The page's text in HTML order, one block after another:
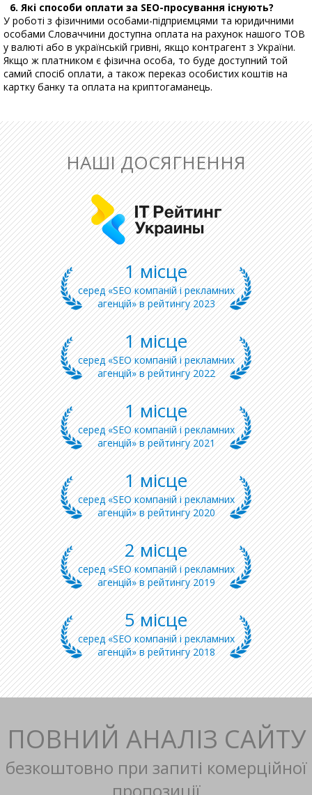
Які способи оплати за SEO-просування існують?
У роботі з фізичними особами-підприємцями та юридичними
особами Словаччини доступна оплата на рахунок нашого ТОВ
у валюті або в українській гривні, якщо контрагент з України.
Якщо ж платником є фізична особа, то буде доступний той
самий спосіб оплати, а також переказ особистих коштів на
картку банку та оплата на криптогаманець.
НАШІ ДОСЯГНЕННЯ
1 місце
серед «SEO компаній і рекламних
агенцій» в рейтингу 2023
1 місце
серед «SEO компаній і рекламних
агенцій» в рейтингу 2022
1 місце
серед «SEO компаній і рекламних
агенцій» в рейтингу 2021
1 місце
серед «SEO компаній і рекламних
агенцій» в рейтингу 2020
2 місце
серед «SEO компаній і рекламних
агенцій» в рейтингу 2019
5 місце
серед «SEO компаній і рекламних
агенцій» в рейтингу 2018
ПОВНИЙ АНАЛІЗ САЙТУ
безкоштовно при запиті комерційної